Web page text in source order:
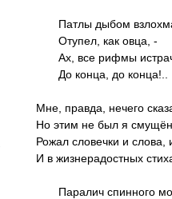
Патлы дыбом
Отупел, как овца, -
Ах, все рифмы
До конца, до конца!..
Мне, правда, нечего
Но этим не был я
Рожал словечки и
И в жизнерадостных
Паралич спинного